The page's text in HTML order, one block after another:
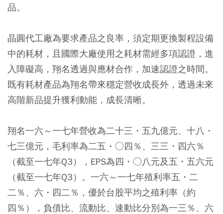
品。
晶圓代工廠為要求產品之良率，須定期更換製程設備
中的耗材，且國際大廠使用之耗材需經多項認證，進
入障礙高，翔名透過與應材合作，加速認證之時間。
既有耗材產品為翔名帶來穩定營收成長外，透過未來
高階新品提升獲利動能，成長清晰。
翔名一六～一七年營收為二十三・五九億元、十八・
七三億元，毛利率為二五・○四％、三三・四六％
（截至一七年Q3），EPS為四・○八元及五・五六元
（截至一七年Q3）。一六～一七年殖利率五・二
二％、六・四二％，優於台股平均之殖利率（約
四％），負債比、流動比、速動比分別為一三％、六